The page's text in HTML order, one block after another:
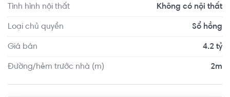
Tình hình nội thất Không có nội thất
Loại chủ quyền Sổ hồng
Giá bán 4.2 tỷ
Đường/hẻm trước nhà (m) 2m